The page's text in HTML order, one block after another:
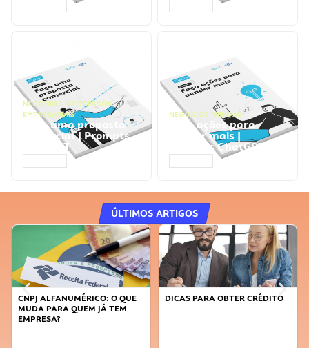
NEGÓCIOS, PROCESSOS
EMPRESARIAIS
Faça uma proposta
comercial | Prompts
ChatGPT
NEGÓCIOS, VENDAS
Faça ações para
vender mais |
Prompts ChatGPT
ÚLTIMOS ARTIGOS
DICAS PARA OBTER CRÉDITO
FAÇA A DIFERENÇA: SEJA